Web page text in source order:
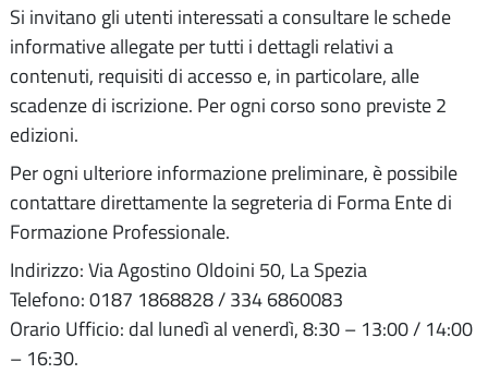
Si invitano gli utenti interessati a consultare le schede
informative allegate per tutti i dettagli relativi a
contenuti, requisiti di accesso e, in particolare, alle
scadenze di iscrizione. Per ogni corso sono previste 2
edizioni.
Per ogni ulteriore informazione preliminare, è possibile
contattare direttamente la segreteria di Forma Ente di
Formazione Professionale.
Indirizzo: Via Agostino Oldoini 50, La Spezia
Telefono: 0187 1868828 / 334 6860083
Orario Ufficio: dal lunedì al venerdì, 8:30 – 13:00 / 14:00
– 16:30.